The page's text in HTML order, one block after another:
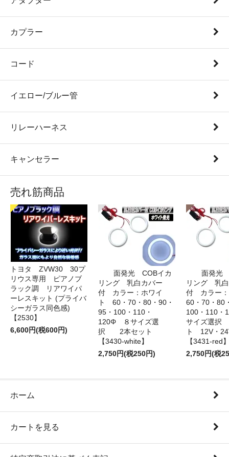
カプラー
コード
イエロー/ブルー管
リレーハーネス
キャンセラー
売れ筋商品
トヨタ ZVW30 30プ
リウス専用 ピアノブ
ラック調 リアワイパ
ーレスキット (プライバ
シーガラス同色感)
【2530】
6,600円(税600円)
面発光 COBイカ
リング 乳白カバー
付 カラー：ホワイ
ト 60・70・80・90・
95・100・110・
120Φ ８サイズ選
択 2本セット
【3430-white】
2,750円(税250円)
面発光
リング 乳
付 カラー
60・70・80
100・110
サイズ選
ト 12V・
【3431-red
2,750円(税
ホーム
カートを見る